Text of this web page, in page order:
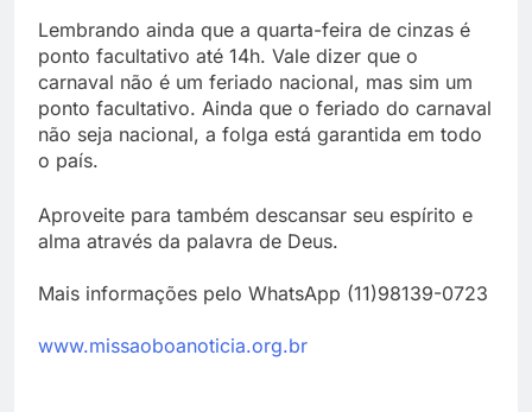
Lembrando ainda que a quarta-feira de cinzas é
ponto facultativo até 14h. Vale dizer que o
carnaval não é um feriado nacional, mas sim um
ponto facultativo. Ainda que o feriado do carnaval
não seja nacional, a folga está garantida em todo
o país.
Aproveite para também descansar seu espírito e
alma através da palavra de Deus.
Mais informações pelo WhatsApp (11)98139-0723
www.missaoboanoticia.org.br